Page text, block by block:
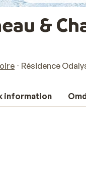
&
Résidence
information